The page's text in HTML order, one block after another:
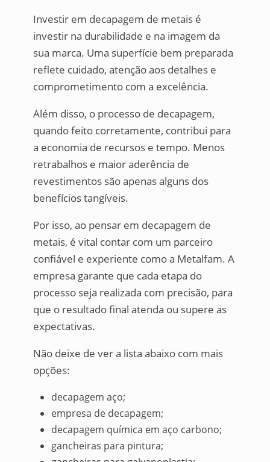
Investir em decapagem de metais é
investir na durabilidade e na imagem da
sua marca. Uma superfície bem preparada
reflete cuidado, atenção aos detalhes e
comprometimento com a excelência.
Além disso, o processo de decapagem,
quando feito corretamente, contribui para
a economia de recursos e tempo. Menos
retrabalhos e maior aderência de
revestimentos são apenas alguns dos
benefícios tangíveis.
Por isso, ao pensar em decapagem de
metais, é vital contar com um parceiro
confiável e experiente como a Metalfam. A
empresa garante que cada etapa do
processo seja realizada com precisão, para
que o resultado final atenda ou supere as
expectativas.
Não deixe de ver a lista abaixo com mais
opções:
decapagem aço;
empresa de decapagem;
decapagem química em aço carbono;
gancheiras para pintura;